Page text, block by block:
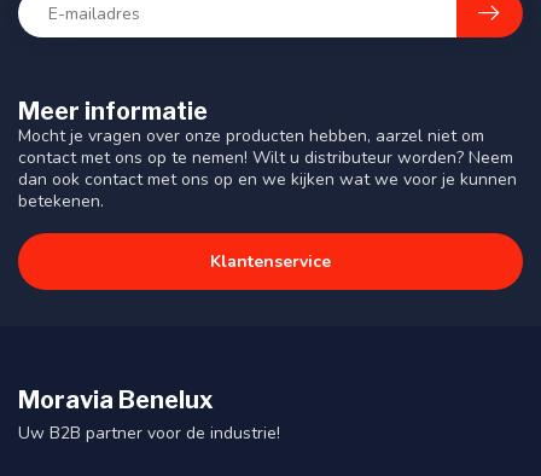
Meer informatie
Mocht je vragen over onze producten hebben, aarzel niet om
contact met ons op te nemen! Wilt u distributeur worden? Neem
dan ook contact met ons op en we kijken wat we voor je kunnen
betekenen.
Klantenservice
Moravia Benelux
Uw B2B partner voor de industrie!